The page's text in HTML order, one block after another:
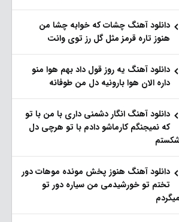
دانلود آهنگ چشات که خوابه چشا من
هنوز تاره قرمز مثل گل رز توی وانت
دانلود آهنگ یه روز قول داد بهم هوا منو
داره الان هوا بارونیه دل من طوفانه
دانلود آهنگ انگار دشمنی داری با من با تو
که نمیجنگم کارماشو دادم با تو هرچی دل
دانلود آهنگ هنوز پخش مونده موهات دور
تختم تو خورشیدمی من سیاره دور تو
میگردم